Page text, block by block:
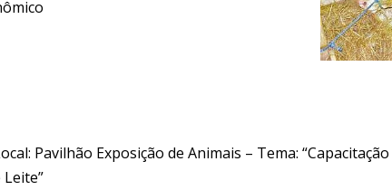
Pavilhão Exposição de Animais – Tema: